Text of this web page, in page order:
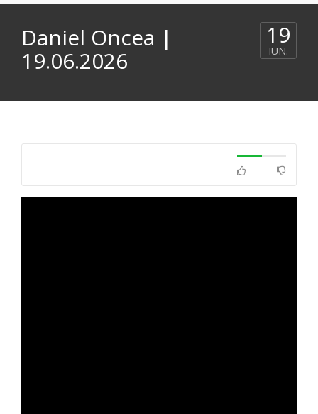
Daniel Oncea |
19.06.2026
19
IUN.